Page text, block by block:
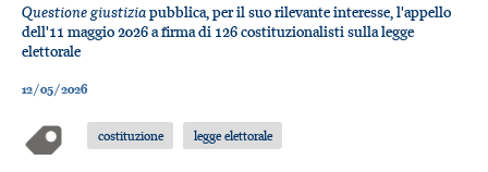
Questione giustiziapubblica, per il suo rilevante interesse, l'appello
dell'11 maggio 2026 a firma di 126 costituzionalisti sulla legge
elettorale
12/05/2026
costituzione legge elettorale